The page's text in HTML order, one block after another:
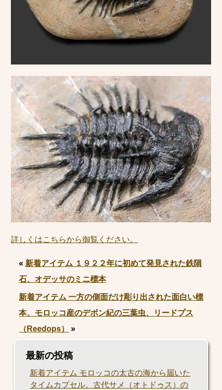
詳しくはこちらから御覧ください。
« 新着アイテム １９２２年に初めて発見された鉄隕
石、オデッサのミニ標本
新着アイテム 一方の側面だけ彫り出された面白い標
本、モロッコ産のデボン紀の三葉虫、リードプス
（Reedops）
»
最新の投稿
新着アイテム モロッコの太古の海から届いた
タイムカプセル。古代サメ（オトドゥス）の